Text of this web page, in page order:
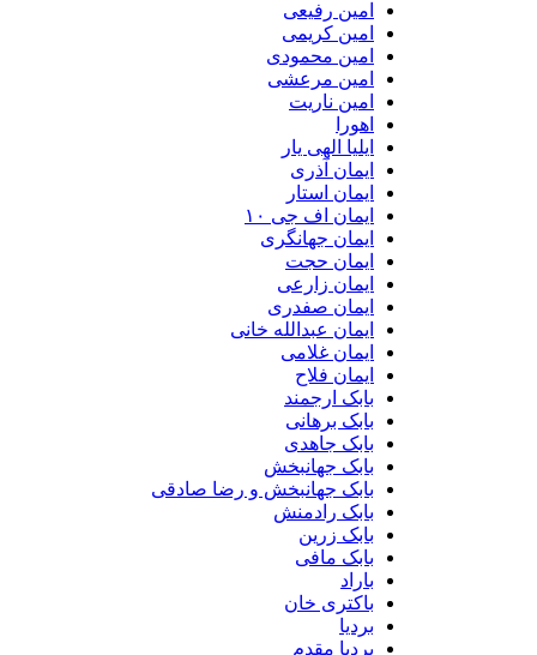
امین رفیعی
امین کریمی
امین محمودی
امین مرعشی
امین ناریت
اهورا
ایلیا الهی یار
ایمان آذری
ایمان استار
ایمان اف جی ۱۰
ایمان جهانگری
ایمان حجت
ایمان زارعی
ایمان صفدری
ایمان عبدالله خانی
ایمان غلامی
ایمان فلاح
بابک ارجمند
بابک برهانی
بابک جاهدی
بابک جهانبخش
بابک جهانبخش و رضا صادقی
بابک رادمنش
بابک زرین
بابک مافی
باراد
باکتری خان
بردیا
بردیا مقدم